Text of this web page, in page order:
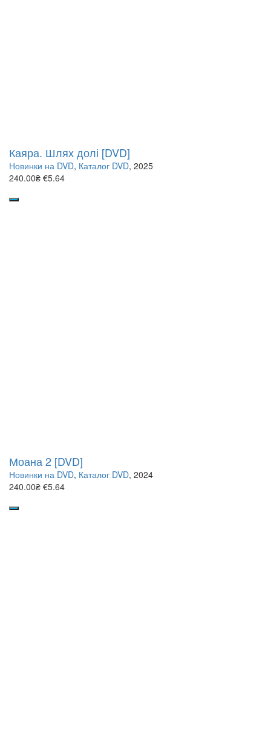
Каяра. Шлях долі [DVD]
Новинки на DVD, Каталог DVD, 2025
240.00₴ €5.64
Моана 2 [DVD]
Новинки на DVD, Каталог DVD, 2024
240.00₴ €5.64